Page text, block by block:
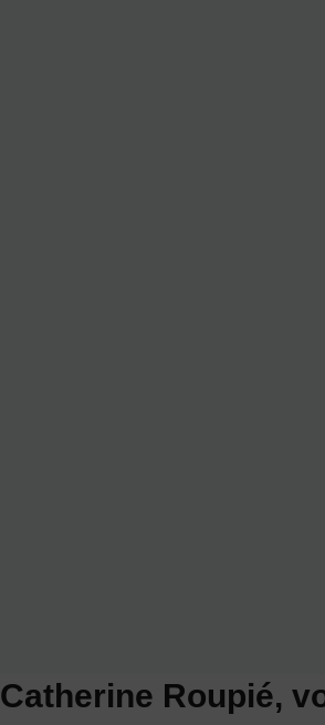
Catherine Roupié,